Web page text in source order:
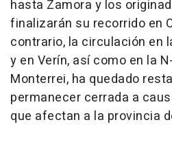
hasta Zamora y los
finalizarán su recorrido en
contrario, la circulación en
y en Verín, así como en la
Monterrei, ha quedado
permanecer cerrada a
que afectan a la provincia